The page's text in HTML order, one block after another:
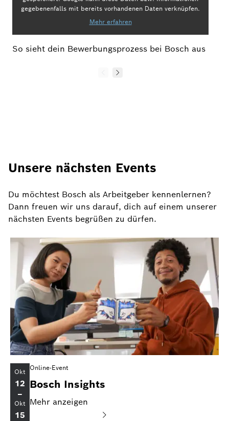
gegebenenfalls mit bereits vorhandenen Daten verknüpfen.
Mehr erfahren
So sieht dein Bewerbungsprozess bei Bosch aus
Unsere nächsten Events
Du möchtest Bosch als Arbeitgeber kennenlernen?
Dann freuen wir uns darauf, dich auf einem unserer
nächsten Events begrüßen zu dürfen.
Okt
12
–
Okt
15
Online-Event
Bosch Insights
Mehr anzeigen